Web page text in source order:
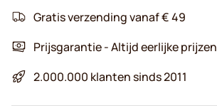
Gratis verzending vanaf € 49
Prijsgarantie - Altijd eerlijke prijzen
2.000.000 klanten sinds 2011